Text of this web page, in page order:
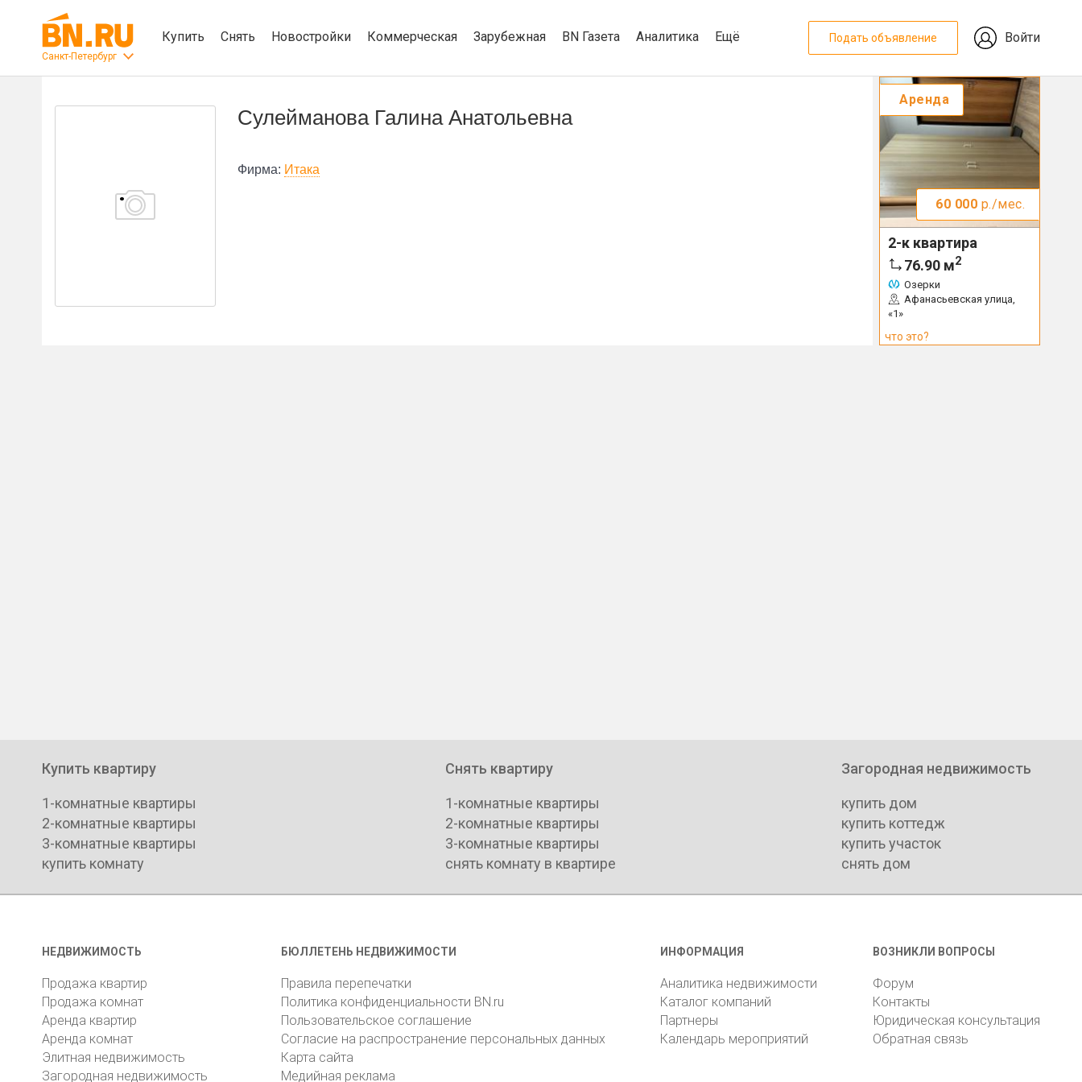
Санкт-Петербург
Купить Снять Новостройки Коммерческая Зарубежная BN Газета Аналитика Ещё Подать объявление Войти
Сулейманова Галина Анатольевна
Фирма: Итака
Аренда
60 000 р./мес.
2-к квартира
76.90 м2
Озерки
Афанасьевская улица,
«1»
что это?
Купить квартиру
1-комнатные квартиры
2-комнатные квартиры
3-комнатные квартиры
купить комнату
Снять квартиру
1-комнатные квартиры
2-комнатные квартиры
3-комнатные квартиры
снять комнату в квартире
Загородная недвижимость
купить дом
купить коттедж
купить участок
снять дом
НЕДВИЖИМОСТЬ
Продажа квартир
Продажа комнат
Аренда квартир
Аренда комнат
Элитная недвижимость
Загородная недвижимость
БЮЛЛЕТЕНЬ НЕДВИЖИМОСТИ
Правила перепечатки
Политика конфиденциальности BN.ru
Пользовательское соглашение
Согласие на распространение персональных данных
Карта сайта
Медийная реклама
ИНФОРМАЦИЯ
Аналитика недвижимости
Каталог компаний
Партнеры
Календарь мероприятий
ВОЗНИКЛИ ВОПРОСЫ
Форум
Контакты
Юридическая консультация
Обратная связь